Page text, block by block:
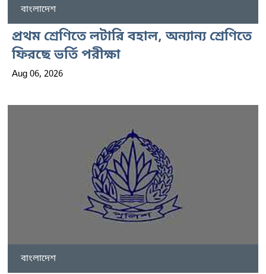
বাংলাদেশ
প্রথম শ্রেণিতে লটারি বহাল, অন্যান্য শ্রেণিতে
ফিরছে ভর্তি পরীক্ষা
Aug 06, 2026
বাংলাদেশ